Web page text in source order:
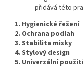
přidává této
1. Hygienické řešení
2. Ochrana podlah
3. Stabilita misky
4. Stylový design
5. Univerzální